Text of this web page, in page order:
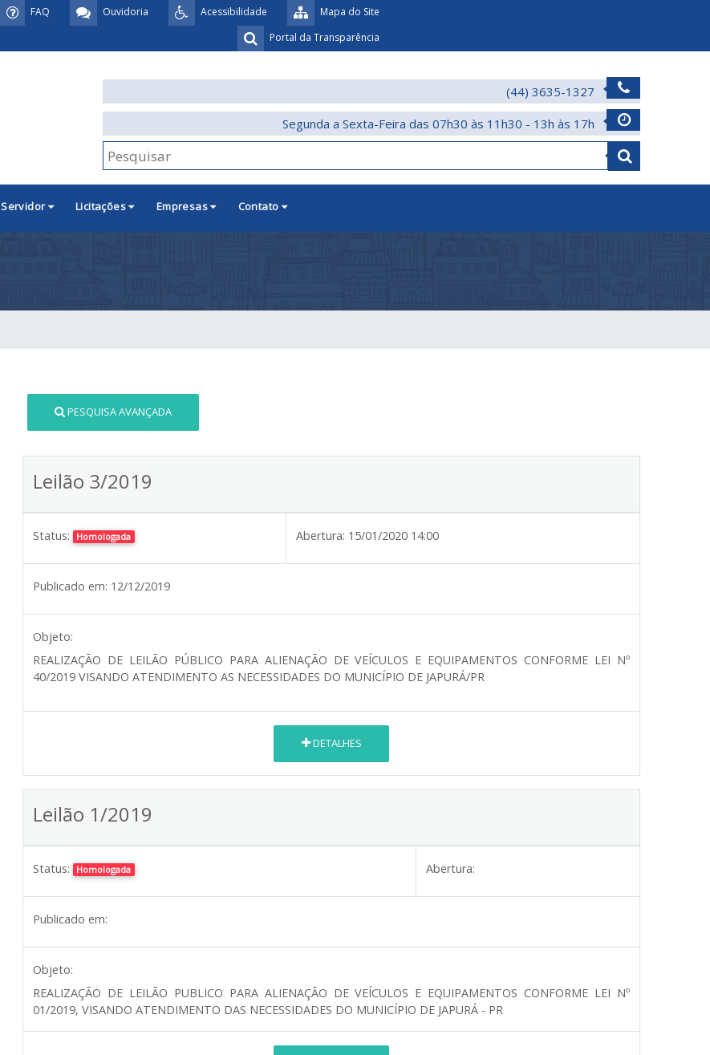
Mapa do Site
Acessibilidade
Ouvidoria
FAQ
Portal da Transparência
(44) 3635-1327
Segunda a Sexta-Feira das 07h30 às 11h30 - 13h às 17h
Servidor Licitações Empresas Contato
PESQUISA AVANÇADA
Leilão 3/2019
Status: Homologada Abertura: 15/01/2020 14:00
Publicado em: 12/12/2019
Objeto:
REALIZAÇÃO DE LEILÃO PÚBLICO PARA ALIENAÇÃO DE VEÍCULOS E EQUIPAMENTOS CONFORME LEI Nº
40/2019 VISANDO ATENDIMENTO AS NECESSIDADES DO MUNICÍPIO DE JAPURÁ/PR
DETALHES
Leilão 1/2019
Status: Homologada Abertura:
Publicado em:
Objeto:
REALIZAÇÃO DE LEILÃO PUBLICO PARA ALIENAÇÃO DE VEÍCULOS E EQUIPAMENTOS CONFORME LEI Nº
01/2019, VISANDO ATENDIMENTO DAS NECESSIDADES DO MUNICÍPIO DE JAPURÁ - PR